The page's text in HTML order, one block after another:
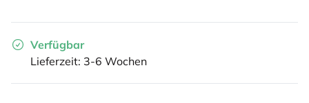
Verfügbar
Lieferzeit: 3-6 Wochen